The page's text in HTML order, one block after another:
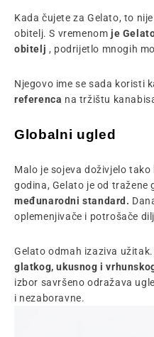
Kada čujete za Gelato, to
obitelj. S vremenom je
obitelj , podrijetlo mnogih
Njegovo ime se sada koristi
referenca na tržištu
Globalni ugled
Malo je sojeva doživjelo
godina, Gelato je od tražene
međunarodni standard.
oplemenjivače i potrošače
Gelato odmah izaziva
glatkog, ukusnog i
izbor savršeno odražava
i nezaboravne.